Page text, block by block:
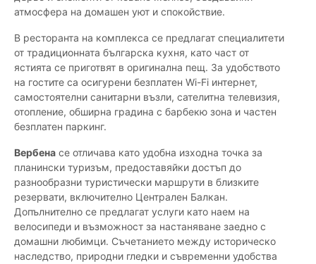
атмосфера на домашен уют и спокойствие.
В ресторантa на комплекса се предлагат специалитети
от традиционната българска кухня, като част от
ястията се приготвят в оригинална пещ. За удобството
на гостите са осигурени безплатен Wi-Fi интернет,
самостоятелни санитарни възли, сателитна телевизия,
отопление, обширна градина с барбекю зона и частен
безплатен паркинг.
Вербена се отличава като удобна изходна точка за
планински туризъм, предоставяйки достъп до
разнообразни туристически маршрути в близките
резервати, включително Централен Балкан.
Допълнително се предлагат услуги като наем на
велосипеди и възможност за настаняване заедно с
домашни любимци. Съчетанието между историческо
наследство, природни гледки и съвременни удобства